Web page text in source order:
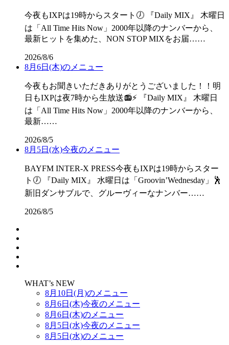
今夜もIXPは19時からスタート🕖 『Daily MIX』 木曜日
は「All Time Hits Now」2000年以降のナンバーから、
最新ヒットを集めた、NON STOP MIXをお届……
2026/8/6
8月6日(木)のメニュー
今夜もお聞きいただきありがとうございました！！明
日もIXPは夜7時から生放送📻⚡ 『Daily MIX』 木曜日
は「All Time Hits Now」2000年以降のナンバーから、
最新……
2026/8/5
8月5日(水)今夜のメニュー
BAYFM INTER-X PRESS今夜もIXPは19時からスター
ト🕖 『Daily MIX』 水曜日は「Groovin’Wednesday」🕺
新旧ダンサブルで、グルーヴィーなナンバー……
2026/8/5
WHAT’s NEW
8月10日(月)のメニュー
8月6日(木)今夜のメニュー
8月6日(木)のメニュー
8月5日(水)今夜のメニュー
8月5日(水)のメニュー